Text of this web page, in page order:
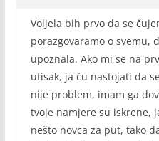
Voljela bih prvo da se
porazgovaramo o svemu,
upoznala. Ako mi se na
utisak, ja ću nastojati da
nije problem, imam ga
tvoje namjere su iskrene,
nešto novca za put, tako